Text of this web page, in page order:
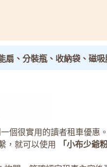
扇、分裝瓶、收納袋、磁吸
個很實用的讀者租車優惠
，就可以使用 「小布少爺